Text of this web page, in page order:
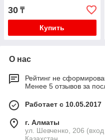
30 ₸
Купить
О нас
Рейтинг не
Менее 5 отзывов за
Работает с 10.05.2017
г. Алматы
ул. Шевченко, 206